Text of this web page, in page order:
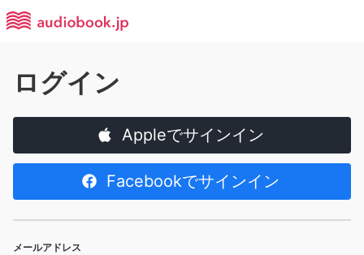
ログイン
Appleでサインイン
Facebookでサインイン
メールアドレス